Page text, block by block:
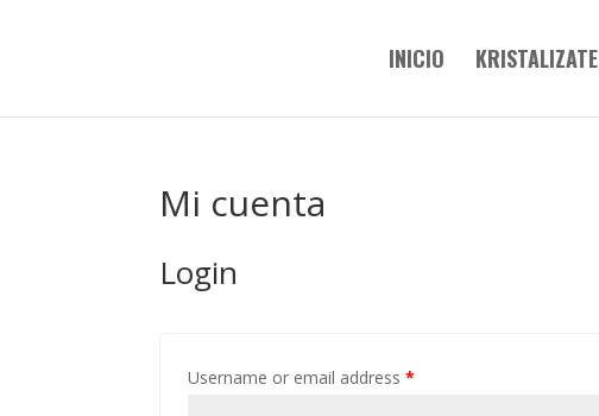
INICIO KRISTALIZATE
Mi cuenta
Login
Username or email address*